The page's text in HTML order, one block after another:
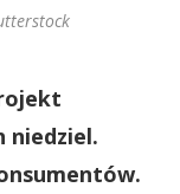
niedziel.